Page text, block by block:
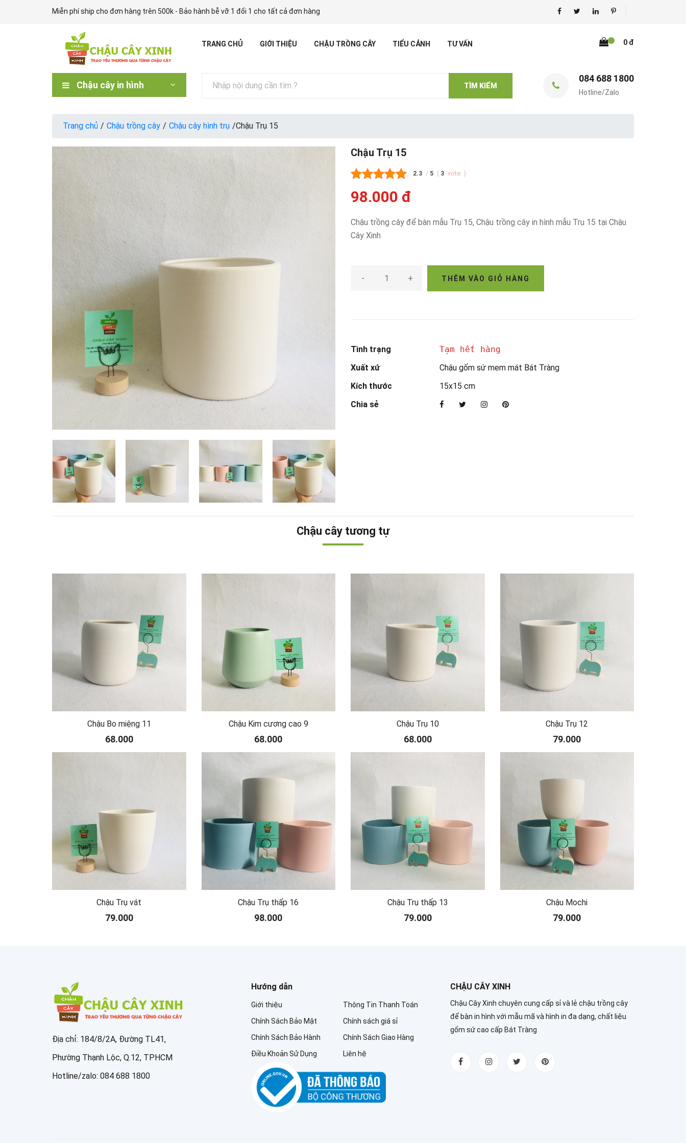
Miễn phí ship cho đơn hàng trên 500k - Bảo hành bễ vỡ 1 đổi 1 cho tất cả đơn hàng
TRANG CHỦ GIỚI THIỆU CHẬU TRỒNG CÂY TIỂU CẢNH TƯ VẤN 0 đ
Chậu cây in hình TÌM KIẾM
084 688 1800
Hotline/Zalo
Trang chủ / Chậu trồng cây / Chậu cây hình trụ /Chậu Trụ 15
Chậu Trụ 15
2.3 / 5 ( 3 vote )
98.000 đ
Chậu trồng cây để bàn mẫu Trụ 15, Chậu trồng cây in hình mẫu Trụ 15 tại Chậu
Cây Xinh
- + THÊM VÀO GIỎ HÀNG
Tình trạng
Tạm hết hàng
Xuất xứ
Chậu gốm sứ mem mát Bát Tràng
Kích thước
15x15 cm
Chia sẻ
Chậu cây tương tự
Chậu Bo miệng 11
68.000
Chậu Kim cương cao 9
68.000
Chậu Trụ 10
68.000
Chậu Trụ 12
79.000
Chậu Trụ vát
79.000
Chậu Trụ thấp 16
98.000
Chậu Trụ thấp 13
79.000
Chậu Mochi
79.000
Địa chỉ: 184/8/2A, Đường TL41,
Phường Thạnh Lộc, Q.12, TPHCM
Hotline/zalo: 084 688 1800
Hướng dẫn
Giới thiệu
Chính Sách Bảo Mật
Chính Sách Bảo Hành
Điều Khoản Sử Dụng
Thông Tin Thanh Toán
Chính sách giá sỉ
Chính Sách Giao Hàng
Liên hệ
CHẬU CÂY XINH
Chậu Cây Xinh chuyên cung cấp sỉ và lẻ chậu trồng cây
để bàn in hình với mẫu mã và hình in đa dạng, chất liệu
gốm sứ cao cấp Bát Tràng